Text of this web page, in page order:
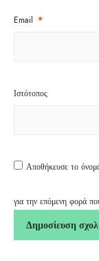
Email *
Ιστότοπος
Αποθήκευσε το
για την επόμενη φορά